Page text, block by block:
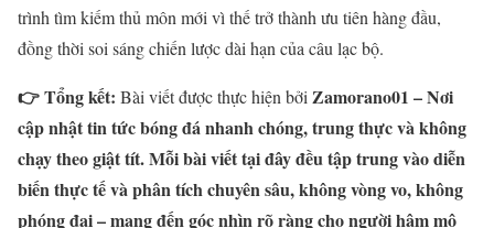
trình tìm kiếm thủ môn mới vì thế trở thành ưu tiên hàng đầu,
đồng thời soi sáng chiến lược dài hạn của câu lạc bộ.
👉 Tổng kết: Bài viết được thực hiện bởiZamorano01 – Nơi
cập nhật tin tức bóng đá nhanh chóng, trung thực và không
chạy theo giật tít. Mỗi bài viết tại đây đều tập trung vào diễn
biến thực tế và phân tích chuyên sâu, không vòng vo, không
phóng đại – mang đến góc nhìn rõ ràng cho người hâm mộ